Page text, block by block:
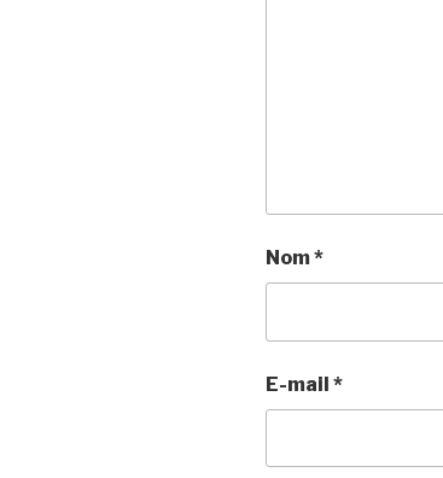
Nom*
E-mail *